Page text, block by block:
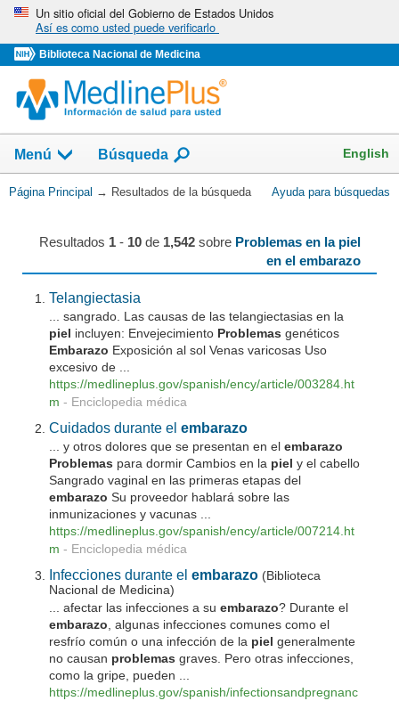
Omita
vaya
al
Contenido
Un sitio oficial del Gobierno de Estados Unidos
Así es como usted puede verificarlo
Biblioteca Nacional de Medicina
Menú Búsqueda English
Usted
Página Principal → Resultados de la búsqueda Ayuda para búsquedas
Resultados 1- 10de 1,542sobre Problemas en la piel
en el embarazo
Telangiectasia
... sangrado. Las causas de las telangiectasias en la
piel incluyen: Envejecimiento Problemas genéticos
Embarazo Exposición al sol Venas varicosas Uso
excesivo de ...
https://medlineplus.gov/spanish/ency/article/003284.ht
m - Enciclopedia médica
Cuidados durante elembarazo
... y otros dolores que se presentan en elembarazo
Problemas para dormir Cambios en la piel y el cabello
Sangrado vaginal en las primeras etapas del
embarazo Su proveedor hablará sobre las
inmunizaciones y vacunas ...
https://medlineplus.gov/spanish/ency/article/007214.ht
m - Enciclopedia médica
Infecciones durante elembarazo (Biblioteca
Nacional de Medicina)
... afectar las infecciones a suembarazo? Durante el
embarazo, algunas infecciones comunes como el
resfrío común o una infección de la piel generalmente
no causan problemas graves. Pero otras infecciones,
como la gripe, pueden ...
https://medlineplus.gov/spanish/infectionsandpregnanc